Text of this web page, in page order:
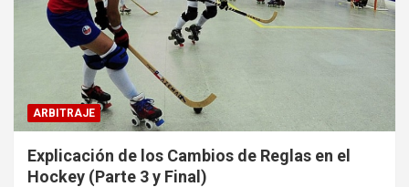
ARBITRAJE
Explicación de los Cambios de Reglas en el
Hockey (Parte 3 y Final)